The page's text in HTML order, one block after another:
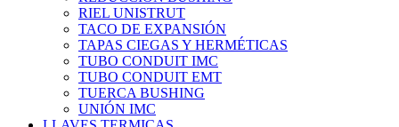
RIEL UNISTRUT
TACO DE EXPANSIÓN
TAPAS CIEGAS Y HERMÉTICAS
TUBO CONDUIT IMC
TUBO CONDUIT EMT
TUERCA BUSHING
UNIÓN IMC